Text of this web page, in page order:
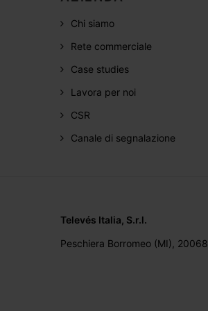
Chi siamo
Rete commerciale
Case studies
Lavora per noi
CSR
Canale di segnalazione
Televés Italia, S.r.l.
Peschiera Borromeo (MI), 20068